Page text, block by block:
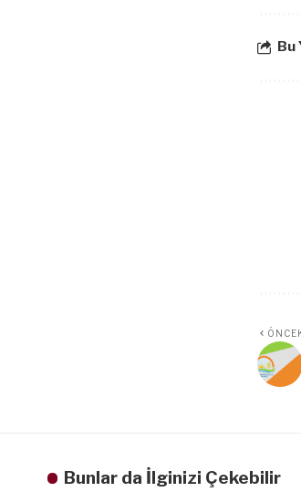
Bu
Bunlar da İlginizi Çekebilir